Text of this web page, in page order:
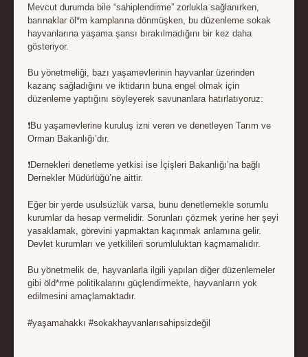
Mevcut durumda bile “sahiplendirme” zorlukla sağlanırken,
barınaklar öl*m kamplarına dönmüşken, bu düzenleme sokak
hayvanlarına yaşama şansı bırakılmadığını bir kez daha
gösteriyor.
Bu yönetmeliği, bazı yaşamevlerinin hayvanlar üzerinden
kazanç sağladığını ve iktidarın buna engel olmak için
düzenleme yaptığını söyleyerek savunanlara hatırlatıyoruz:
❗Bu yaşamevlerine kuruluş izni veren ve denetleyen Tarım ve
Orman Bakanlığı’dır.
❗Dernekleri denetleme yetkisi ise İçişleri Bakanlığı’na bağlı
Dernekler Müdürlüğü’ne aittir.
Eğer bir yerde usulsüzlük varsa, bunu denetlemekle sorumlu
kurumlar da hesap vermelidir. Sorunları çözmek yerine her şeyi
yasaklamak, görevini yapmaktan kaçınmak anlamına gelir.
Devlet kurumları ve yetkilileri sorumluluktan kaçmamalıdır.
Bu yönetmelik de, hayvanlarla ilgili yapılan diğer düzenlemeler
gibi öld*rme politikalarını güçlendirmekte, hayvanların yok
edilmesini amaçlamaktadır.
#yaşamahakkı #sokakhayvanlarısahipsizdeğil